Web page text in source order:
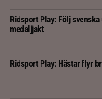
Ridsport Play: Följ svenska
medaljjakt
Ridsport Play: Hästar flyr